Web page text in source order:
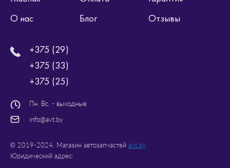
О нас
Блог Отзывы
+375 (29)
+375 (33)
+375 (25)
Пн. Вс. - выходные
info@avt.by
© 2019-2024. Магазин автозапчастей avt.by
Юридический адрес: